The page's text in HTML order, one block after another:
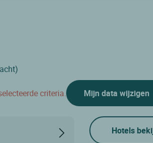
criteria. Mijn data wijzigen
Hotels